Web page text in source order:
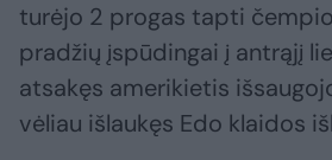
turėjo 2 progas tapti
pradžių įspūdingai į antrąjį
atsakęs amerikietis
vėliau išlaukęs Edo klaidos